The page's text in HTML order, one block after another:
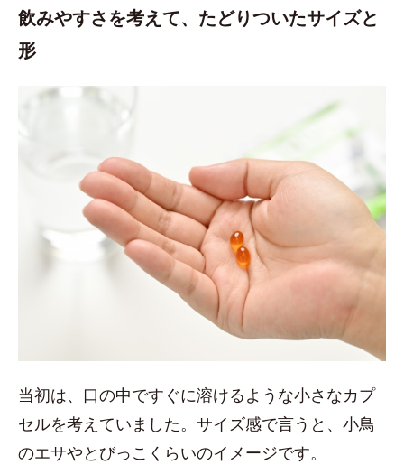
飲みやすさを考えて、たどりついたサイズと
形
当初は、口の中ですぐに溶けるような小さなカプ
セルを考えていました。サイズ感で言うと、小鳥
のエサやとびっこくらいのイメージです。